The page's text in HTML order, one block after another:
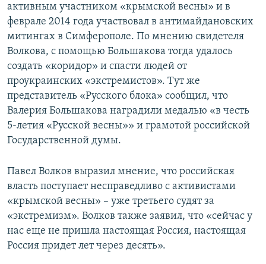
активным участником «крымской весны» и в
феврале 2014 года участвовал в антимайдановскиx
митингаx в Симферополе. По мнению свидетеля
Волкова, с помощью Большакова тогда удалось
создать «коридор» и спасти людей от
проукраинских «экстремистов». Тут же
представитель «Русского блока» сообщил, что
Валерия Большакова наградили медалью «в честь
5-летия «Русской весны»» и грамотой российской
Государственной думы.
Павел Волков выразил мнение, что российская
власть поступает несправедливо с активистами
«крымской весны» – уже третьего судят за
«экстремизм». Волков также заявил, что «сейчас у
нас еще не пришла настоящая Россия, настоящая
Россия придет лет через десять».